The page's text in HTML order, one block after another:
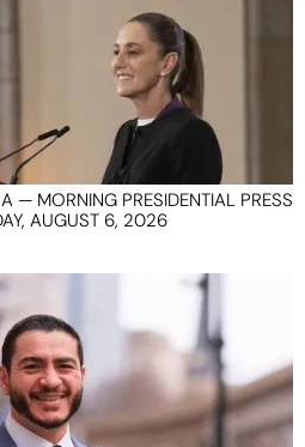
— MORNING PRESIDENTIAL PRESS
AUGUST 6, 2026